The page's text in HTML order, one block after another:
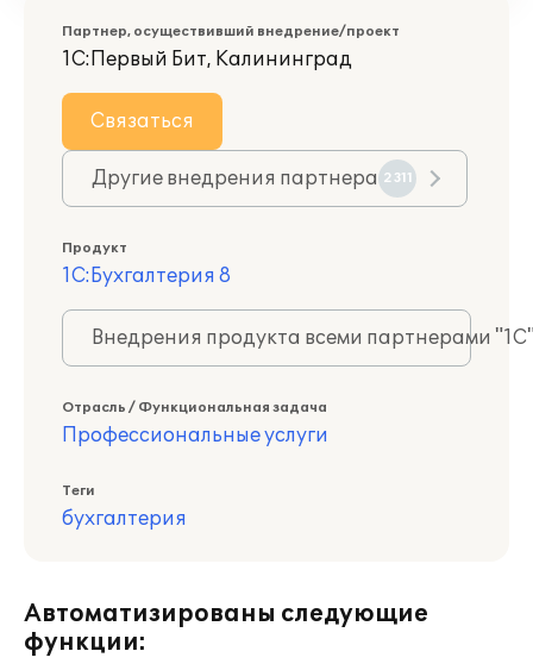
Партнер, осуществивший внедрение/проект
1С:Первый Бит, Калининград
Связаться
Другие внедрения партнера 2311
Продукт
1С:Бухгалтерия 8
Внедрения продукта всеми партнерами
Отрасль / Функциональная задача
Профессиональные услуги
Теги
бухгалтерия
Автоматизированы следующие
функции: